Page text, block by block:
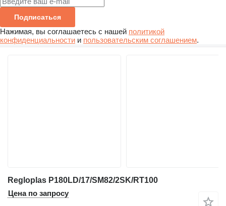
Подписаться
Нажимая, вы соглашаетесь с нашей политикой
конфиденциальности и пользовательским соглашением.
Regloplas P180LD/17/SM82/2SK/RT100
Цена по запросу